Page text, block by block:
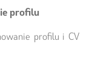
profilu
profilu i CV